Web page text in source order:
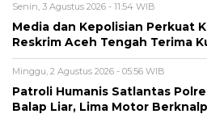
Senin, 3 Agustus 2026 - 11:54 WIB
Media dan Kepolisian Perkuat
Reskrim Aceh Tengah Terima
Minggu, 2 Agustus 2026 - 05:56 WIB
Patroli Humanis Satlantas
Balap Liar, Lima Motor